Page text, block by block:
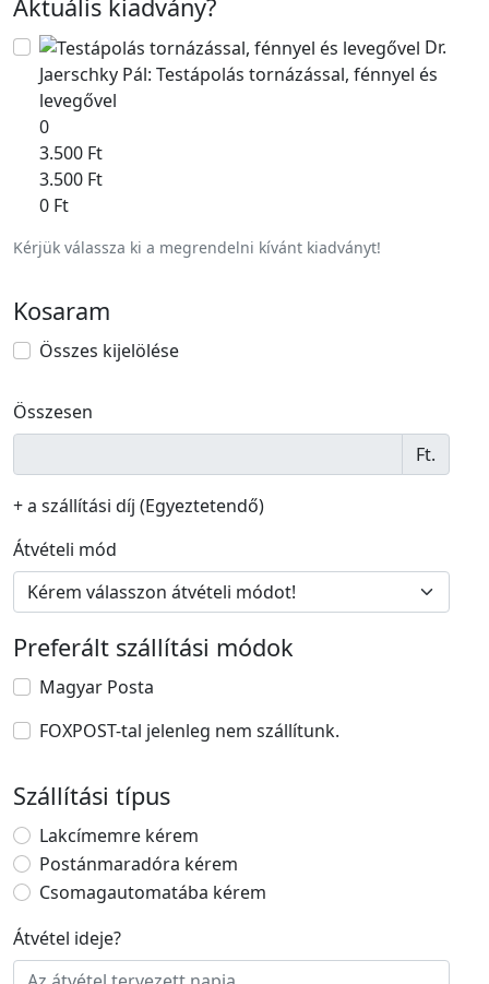
Aktuális kiadvány?
Dr.
Jaerschky Pál: Testápolás tornázással, fénnyel és
levegővel
0
3.500 Ft
3.500 Ft
0 Ft
Kérjük válassza ki a megrendelni kívánt kiadványt!
Kosaram
Összes kijelölése
Összesen
Ft.
+ a szállítási díj (Egyeztetendő)
Átvételi mód
Preferált szállítási módok
Magyar Posta
FOXPOST-tal jelenleg nem szállítunk.
Szállítási típus
Lakcímemre kérem
Postánmaradóra kérem
Csomagautomatába kérem
Átvétel ideje?